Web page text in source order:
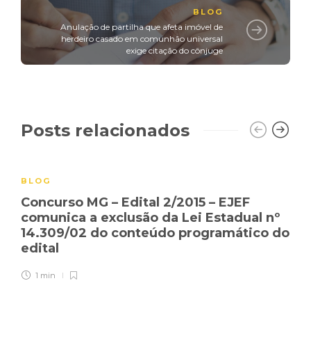
BLOG
Anulação de partilha que afeta imóvel de
herdeiro casado em comunhão universal
exige citação do cônjuge
Posts relacionados
BLOG
Concurso MG – Edital 2/2015 – EJEF
comunica a exclusão da Lei Estadual nº
14.309/02 do conteúdo programático do
edital
1 min